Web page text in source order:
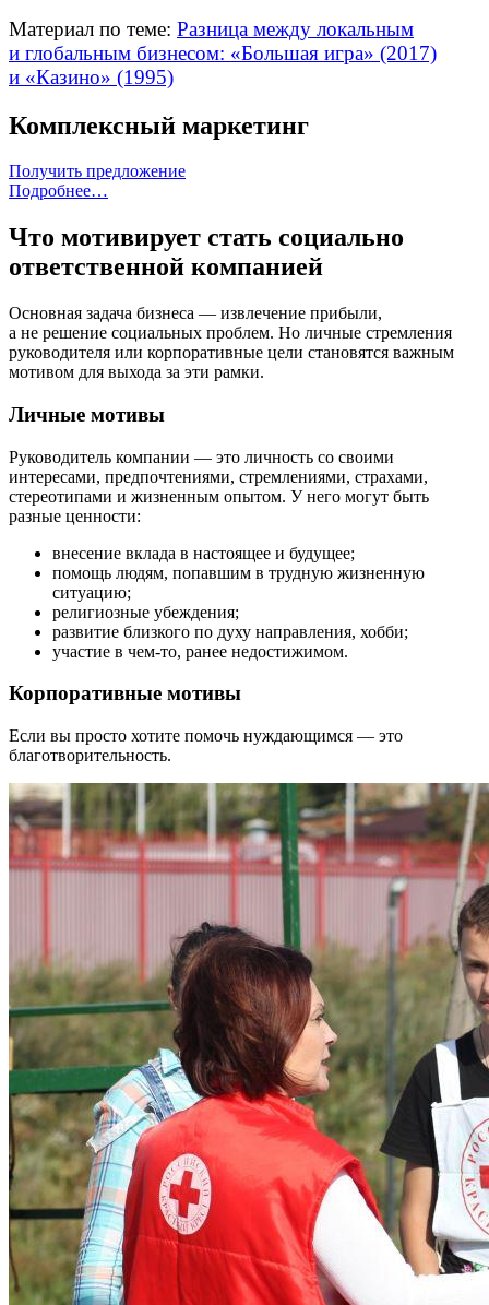
Материал по теме: Разница между локальным
и глобальным бизнесом: «Большая игра» (2017)
и «Казино» (1995)
Комплексный маркетинг
Получить предложение
Подробнее…
Что мотивирует стать социально
ответственной компанией
Основная задача бизнеса — извлечение прибыли,
а не решение социальных проблем. Но личные стремления
руководителя или корпоративные цели становятся важным
мотивом для выхода за эти рамки.
Личные мотивы
Руководитель компании — это личность со своими
интересами, предпочтениями, стремлениями, страхами,
стереотипами и жизненным опытом. У него могут быть
разные ценности:
внесение вклада в настоящее и будущее;
помощь людям, попавшим в трудную жизненную
ситуацию;
религиозные убеждения;
развитие близкого по духу направления, хобби;
участие в чем-то, ранее недостижимом.
Корпоративные мотивы
Если вы просто хотите помочь нуждающимся — это
благотворительность.